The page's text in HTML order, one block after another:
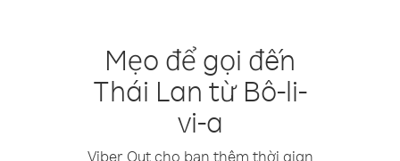
Mẹo để gọi đến
Thái Lan từ Bô-li-
vi-a
Viber Out cho bạn thêm thời gian